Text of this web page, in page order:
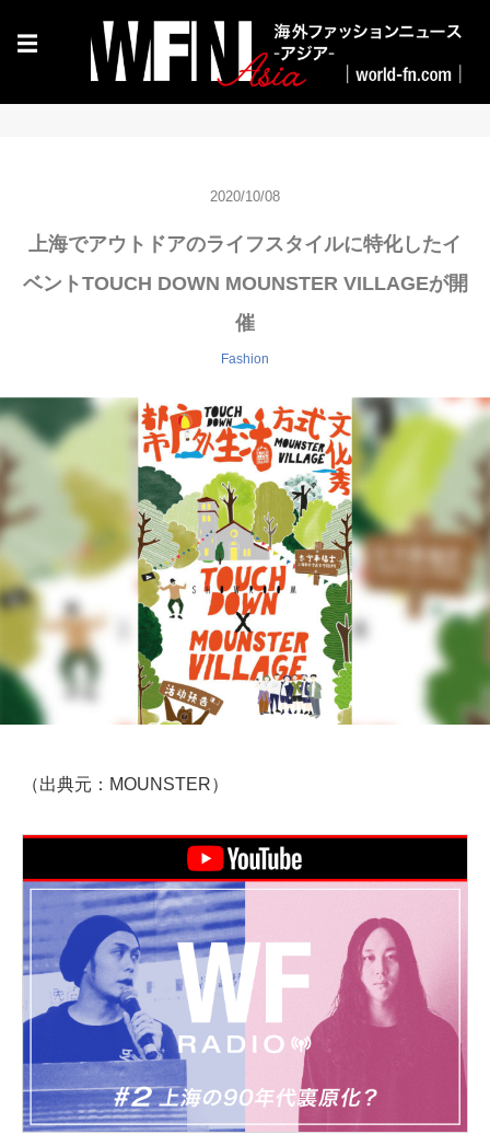
☰
2020/10/08
上海でアウトドアのライフスタイルに特化したイ
ベントTOUCH DOWN MOUNSTER VILLAGEが開
催
Fashion
（出典元：MOUNSTER）